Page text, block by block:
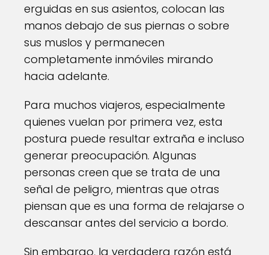
erguidas en sus asientos, colocan las
manos debajo de sus piernas o sobre
sus muslos y permanecen
completamente inmóviles mirando
hacia adelante.
Para muchos viajeros, especialmente
quienes vuelan por primera vez, esta
postura puede resultar extraña e incluso
generar preocupación. Algunas
personas creen que se trata de una
señal de peligro, mientras que otras
piensan que es una forma de relajarse o
descansar antes del servicio a bordo.
Sin embargo, la verdadera razón está